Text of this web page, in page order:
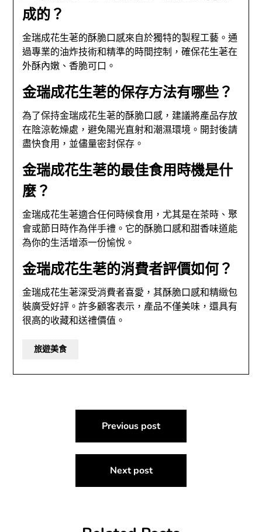
成的？
金瑞成花生荖的酥脆口感來自於獨特的製程工藝。通
過專業的油炸技術和精準的時間控制，確保花生荖在
外酥內嫩、香脆可口。
金瑞成花生荖的保存方法有哪些？
為了保持金瑞成花生荖的酥脆口感，建議將產品存放
在陰涼乾燥處，避免陽光直射和潮濕環境。開封後請
盡快食用，並儘量密封保存。
金瑞成花生荖的最佳食用時機是什
麼？
金瑞成花生荖適合任何時候食用，尤其是在茶時、聚
會或節日時作為伴手禮。它的酥脆口感和甜香味道能
為你的生活增添一份愉悅。
金瑞成花生荖的消費者評價如何？
金瑞成花生荖深受消費者喜愛，其酥脆口感和精緻包
裝廣受好評。許多顧客表示，產品不僅美味，還具有
很高的收藏和送禮價值。
旅遊美食
Previous post
Next post